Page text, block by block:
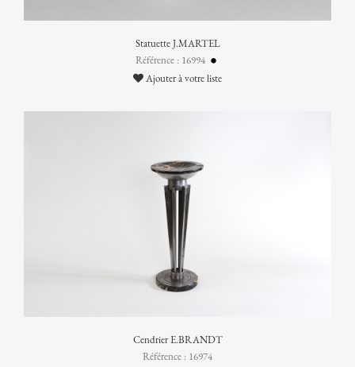
Statuette J.MARTEL
Référence : 16994
Ajouter à votre liste
Cendrier E.BRANDT
Référence : 16974